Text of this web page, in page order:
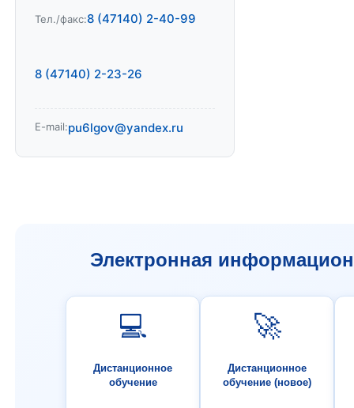
Тел./факс:8 (47140) 2-40-99
8 (47140) 2-23-26
E-mail:pu6lgov@yandex.ru
Электронная
💻
Дистанционное
обучение
🚀
Дистанционное
обучение (новое)